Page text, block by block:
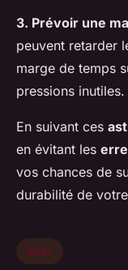
3. Prévoir une
peuvent retarder
marge de temps
pressions inutiles.
En suivant ces
en évitant les
vos chances de
durabilité de
Actu